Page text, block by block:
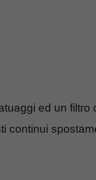
ed un
continui